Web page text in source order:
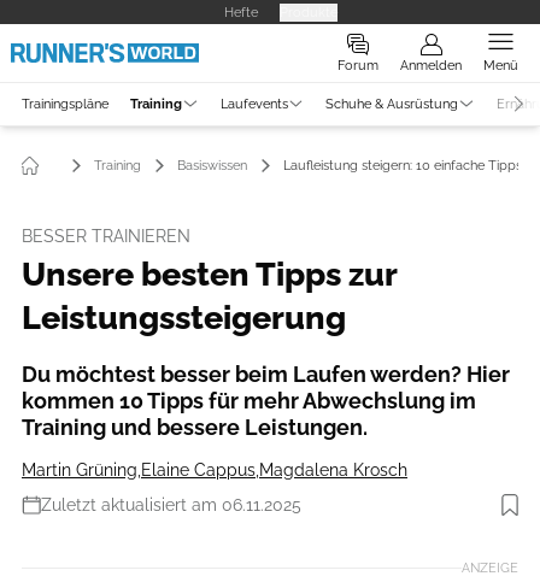
Hefte
Forum Anmelden Menü
Trainingspläne Training Laufevents Schuhe & Ausrüstung
Training Basiswissen Laufleistung steigern: 10 einfache Tipps
BESSER TRAINIEREN
Unsere besten Tipps zur
Leistungssteigerung
Du möchtest besser beim Laufen werden? Hier
kommen 10 Tipps für mehr Abwechslung im
Training und bessere Leistungen.
Martin Grüning Elaine Cappus Magdalena Krosch
Zuletzt aktualisiert am 06.11.2025
Foto: iStockphoto
ANZEIGE